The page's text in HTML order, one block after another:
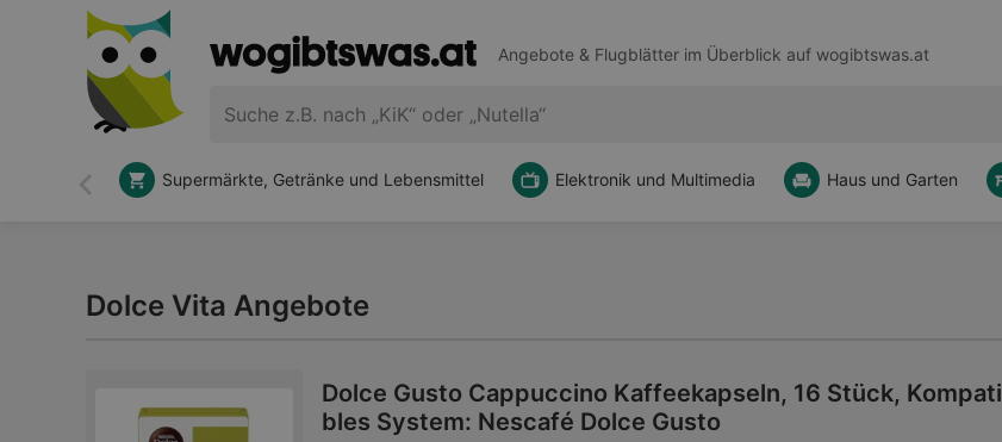
Angebote & Flugblätter im Überblick auf wogibtswas.at
Zurück
Supermärkte, Getränke und Lebensmittel Elektronik und Multimedia Haus und Garten
Dolce Vita Angebote
Dolce Gusto Cappuccino Kaffeekapseln, 16 Stück, Kompati
bles System: Nescafé Dolce Gusto